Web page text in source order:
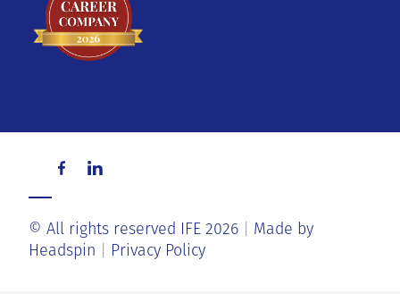
© All rights reserved IFE 2026
Made by
Headspin
Privacy Policy